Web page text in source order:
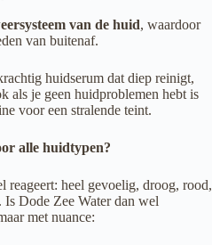
van de huid, waardoor
van buitenaf.
huidserum dat diep reinigt,
als je geen huidproblemen hebt is
voor een stralende teint.
alle huidtypen?
reageert: heel gevoelig, droog, rood,
Dode Zee Water dan wel
met nuance: